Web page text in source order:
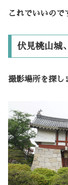
これでいいので
伏見桃山城
撮影場所を探し